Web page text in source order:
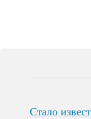
Стало